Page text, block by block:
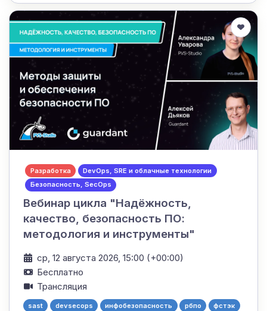
Разработка
DevOps, SRE и облачные технологии
Безопасность, SecOps
Вебинар цикла "Надёжность,
качество, безопасность ПО:
методология и инструменты"
ср, 12 августа 2026, 15:00 (+00:00)
Бесплатно
Трансляция
sast devsecops инфобезопасность рбпо фстэк